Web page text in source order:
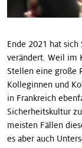
Ende 2021 hat
verändert. Weil im
Stellen eine große
Kolleginnen und
in Frankreich
Sicherheitskultur
meisten Fällen
es aber auch